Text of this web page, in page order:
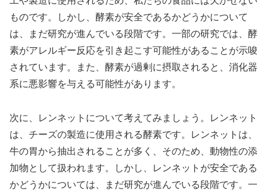
ものです。しかし、酵素が安全であるかどうかについて
は、まだ研究が進んでいる段階です。一部の研究では、酵
素がアレルギー反応を引き起こす可能性があることが示唆
されています。また、酵素が過剰に摂取されると、消化器
系に悪影響を与える可能性があります。
次に、レンネットについて考えてみましょう。レンネット
は、チーズの製造に使用される酵素です。レンネットは、
牛の胃から抽出されることが多く、そのため、動物性の添
加物として扱われます。しかし、レンネットが安全である
かどうかについては、まだ研究が進んでいる段階です。一